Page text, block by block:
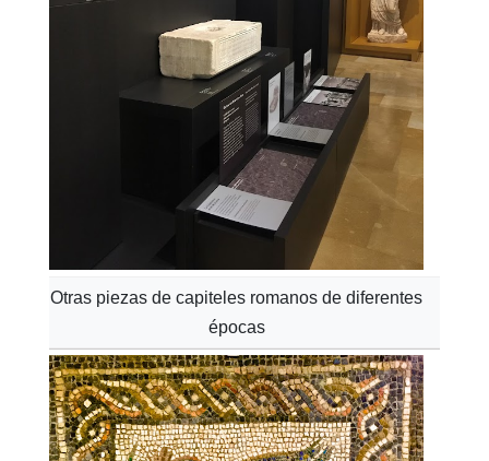
Otras piezas de capiteles romanos de diferentes
épocas